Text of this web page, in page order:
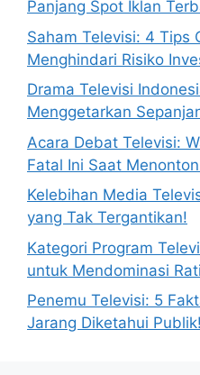
Panjang Spot Iklan
Saham Televisi: 4 Tips
Menghindari Risiko
Drama Televisi
Menggetarkan
Acara Debat Televisi:
Fatal Ini Saat
Kelebihan Media
yang Tak Tergantikan!
Kategori Program
untuk Mendominasi
Penemu Televisi: 5
Jarang Diketahui Publik!